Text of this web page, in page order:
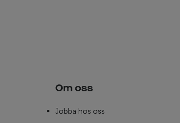
Om oss
Jobba hos oss